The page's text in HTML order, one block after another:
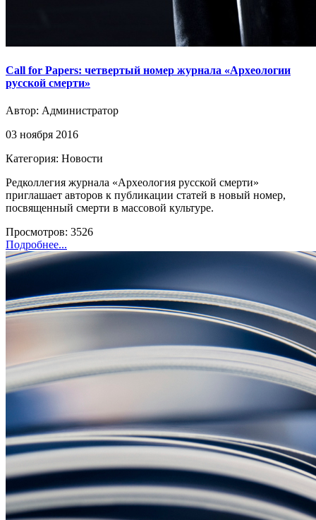
Call for Papers: четвертый номер журнала «Археологии
русской смерти»
Автор: Администратор
03 ноября 2016
Категория: Новости
Редколлегия журнала «Археология русской смерти»
приглашает авторов к публикации статей в новый номер,
посвященный смерти в массовой культуре.
Просмотров: 3526
Подробнее...